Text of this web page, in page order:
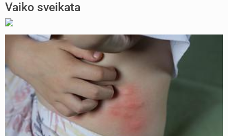
Vaiko sveikata